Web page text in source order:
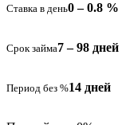
Ставка в день0 – 0.8 %
Срок займа7 – 98 дней
Период без %14 дней